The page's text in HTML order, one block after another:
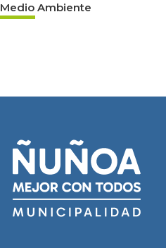
Medio Ambiente